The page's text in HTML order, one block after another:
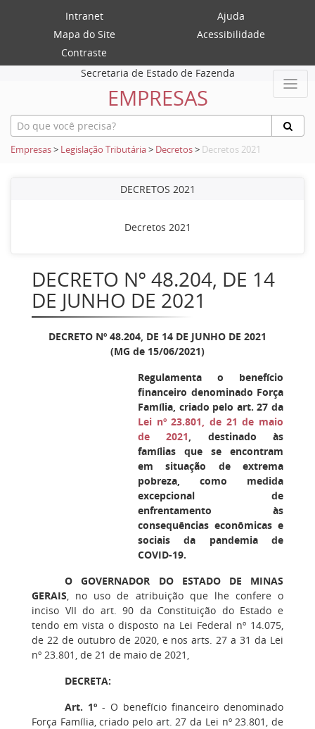
Intranet
Ajuda
Mapa do Site
Acessibilidade
Contraste
Secretaria de Estado de Fazenda
EMPRESAS
Empresas> Legislação Tributária> Decretos> Decretos 2021
DECRETOS 2021
Decretos 2021
DECRETO Nº 48.204, DE 14
DE JUNHO DE 2021
DECRETO Nº 48.204, DE 14 DE JUNHO DE 2021
(MG de 15/06/2021)
Regulamenta o benefício
financeiro denominado Força
Família, criado pelo art. 27 da
Lei nº 23.801, de 21 de maio
de 2021, destinado às
famílias que se encontram
em situação de extrema
pobreza, como medida
excepcional de
enfrentamento às
consequências econômicas e
sociais da pandemia de
COVID-19.
O GOVERNADOR DO ESTADO DE MINAS
GERAIS, no uso de atribuição que lhe confere o
inciso VII do art. 90 da Constituição do Estado e
tendo em vista o disposto na Lei Federal nº 14.075,
de 22 de outubro de 2020, e nos arts. 27 a 31 da Lei
nº 23.801, de 21 de maio de 2021,
DECRETA:
Art. 1º- O benefício financeiro denominado
Força Família, criado pelo art. 27 da Lei nº 23.801, de